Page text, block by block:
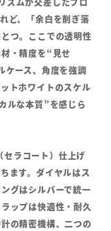
ど、「余白を削ぎ落
つ。ここでの透明性
・精度を“見せ
ケース、角度を強調
トホワイトのスケル
ルな本質”を感じら
ラコート）仕上げ
ます。ダイヤルはス
グはシルバーで統一
ップは快適性・耐久
の精密機構、二つの